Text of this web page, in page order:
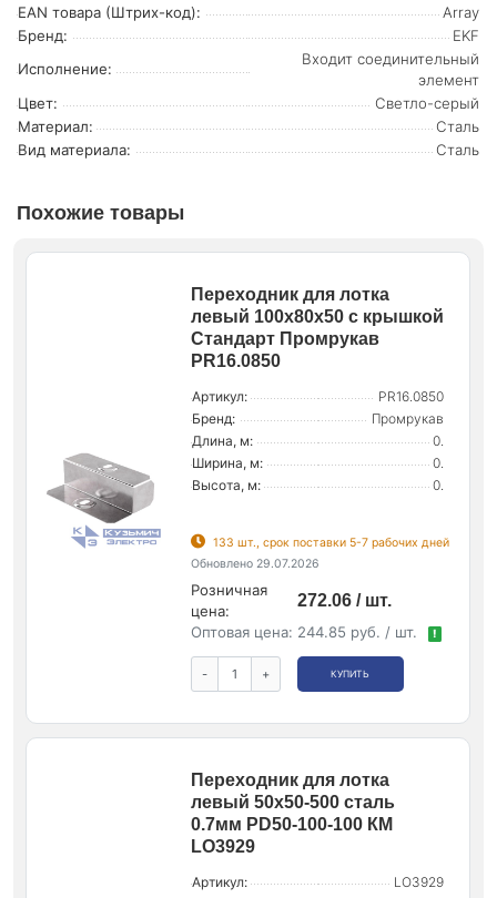
EAN товара (Штрих-код):
Array
Бренд:
EKF
Исполнение:
Входит соединительный
элемент
Цвет:
Светло-серый
Материал:
Сталь
Вид материала:
Сталь
Похожие товары
Переходник для лотка
левый 100х80х50 с крышкой
Стандарт Промрукав
PR16.0850
Артикул:
PR16.0850
Бренд:
Промрукав
Длина, м:
0.
Ширина, м:
0.
Высота, м:
0.
133 шт., срок поставки 5-7 рабочих дней
Обновлено 29.07.2026
Розничная
цена:
272.06 / шт.
Оптовая цена: 244.85 руб. / шт. !
- + КУПИТЬ
Переходник для лотка
левый 50х50-500 сталь
0.7мм PD50-100-100 КМ
LO3929
Артикул:
LO3929